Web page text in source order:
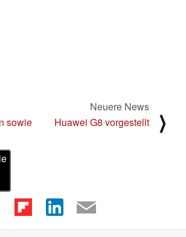
sowie
Neuere News
Huawei G8 vorgestellt
⟩